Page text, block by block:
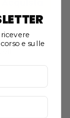
e sulle